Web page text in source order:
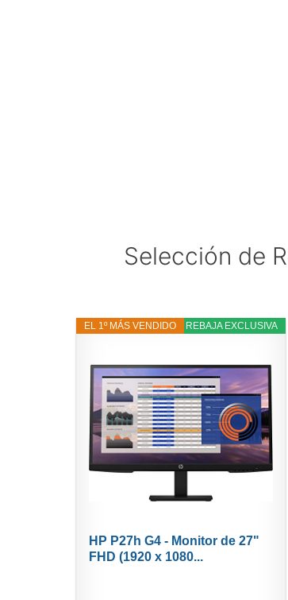
Selección de
3% REBAJA EXCLUSIVA
EL 1º MÁS VENDIDO
HP P27h G4 - Monitor de 27"
FHD (1920 x 1080...